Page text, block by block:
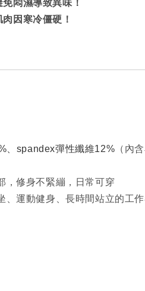
悶濕導致異味！
因寒冷僵硬！
、spandex彈性纖維12% （內
，修身不緊繃，日常可穿
、運動健身、長時間站立的工